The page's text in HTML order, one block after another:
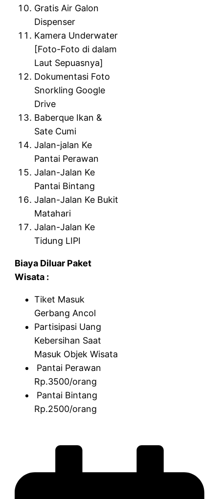
Gratis Air Galon
Dispenser
Kamera Underwater
[Foto-Foto di dalam
Laut Sepuasnya]
Dokumentasi Foto
Snorkling Google
Drive
Baberque Ikan &
Sate Cumi
Jalan-jalan Ke
Pantai Perawan
Jalan-Jalan Ke
Pantai Bintang
Jalan-Jalan Ke Bukit
Matahari
Jalan-Jalan Ke
Tidung LIPI
Biaya Diluar Paket
Wisata :
Tiket Masuk
Gerbang Ancol
Partisipasi Uang
Kebersihan Saat
Masuk Objek Wisata
Pantai Perawan
Rp.3500/orang
Pantai Bintang
Rp.2500/orang